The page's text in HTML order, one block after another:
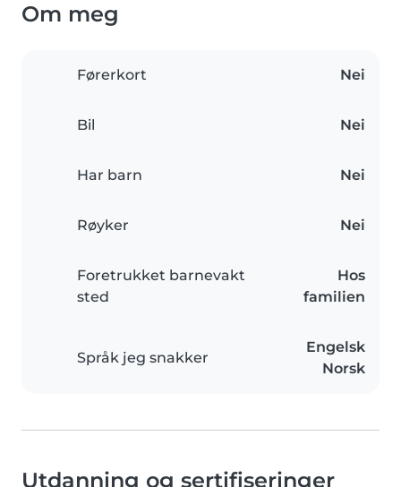
Om meg
Førerkort Nei
Bil Nei
Har barn Nei
Røyker Nei
Foretrukket barnevakt
sted
Hos
familien
Språk jeg snakker
Engelsk
Norsk
Utdanning og sertifiseringer